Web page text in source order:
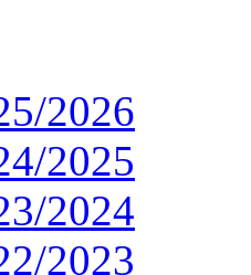
2026
2025
2024
2023